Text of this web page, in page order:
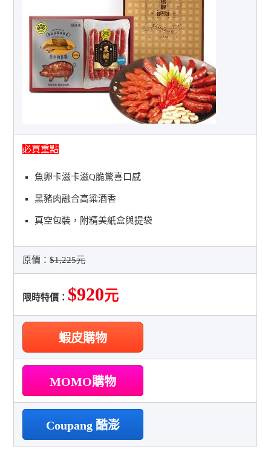
必買重點
魚卵卡滋卡滋Q脆驚喜口感
黑豬肉融合高粱酒香
真空包裝，附精美紙盒與提袋
原價：$1,225元
限時特價： $920元
蝦皮購物
MOMO購物
Coupang 酷澎